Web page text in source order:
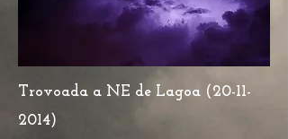
Trovoada a NE de Lagoa (20-11-
2014)